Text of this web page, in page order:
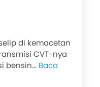
di kemacetan
CVT-nya
bensin... Baca